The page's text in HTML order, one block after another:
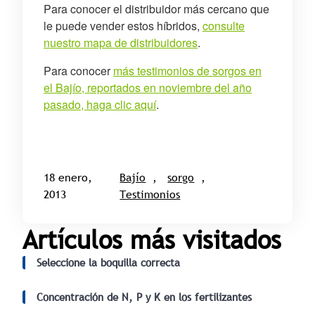
Para conocer el distribuidor más cercano que
le puede vender estos híbridos, consulte
nuestro mapa de distribuidores.
Para conocermás testimonios de sorgos en
el Bajío, reportados en noviembre del año
pasado, haga clic aquí.
18 enero,
2013
Bajío , sorgo
Testimonios
Artículos más visitados
Seleccione la boquilla correcta
Concentración de N, P y K en los fertilizantes